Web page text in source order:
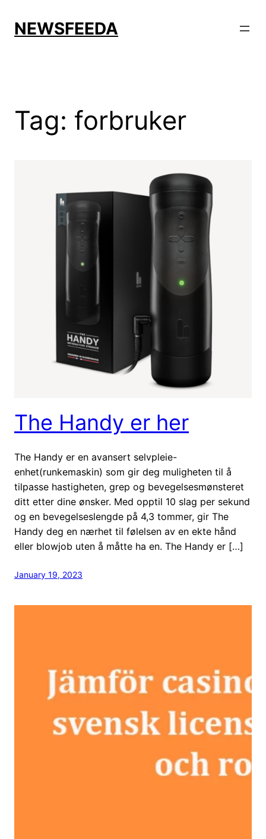
content
NEWSFEEDA
Tag: forbruker
The Handy er her
The Handy er en avansert selvpleie-
enhet(runkemaskin) som gir deg muligheten til å
tilpasse hastigheten, grep og bevegelsesmønsteret
ditt etter dine ønsker. Med opptil 10 slag per sekund
og en bevegelseslengde på 4,3 tommer, gir The
Handy deg en nærhet til følelsen av en ekte hånd
eller blowjob uten å måtte ha en. The Handy er […]
January 19, 2023